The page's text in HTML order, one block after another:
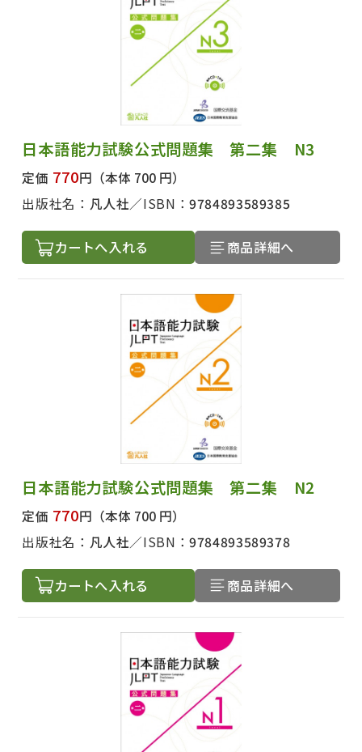
日本語能力試験公式問題集 第二集 N3
定価 770円 （本体 700 円）
出版社名： 凡人社 ISBN：9784893589385
カートへ入れる 商品詳細へ
日本語能力試験公式問題集 第二集 N2
定価 770円 （本体 700 円）
出版社名： 凡人社 ISBN：9784893589378
カートへ入れる 商品詳細へ